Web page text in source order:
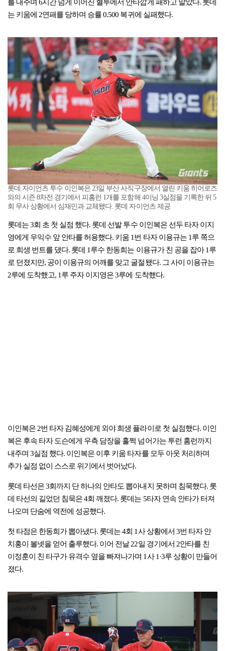
를 내주며 6시간 넘게 이어진 혈투에서 안타깝게 패하고 말았다. 롯데
는 키움에 2연패를 당하며 승률 0.500 복귀에 실패했다.
롯데 자이언츠 투수 이인복은 23일 부산 사직구장에서 열린 키움 히어로즈
와의 시즌 8차전 경기에서 피홈런 1개를 포함해 4이닝 3실점을 기록한 뒤 5
회 무사 상황에서 심재민과 교체됐다. 롯데 자이언츠 제공
롯데는 3회 초 첫 실점 했다. 롯데 선발 투수 이인복은 선두 타자 이지
영에게 우익수 앞 안타를 허용했다. 키움 1번 타자 이용규는 1루 쪽으
로 희생 번트를 댔다. 롯데 1루수 한동희는 이용규가 친 공을 잡아 1루
로 던졌지만, 공이 이용규의 어깨를 맞고 굴절됐다. 그 사이 이용규는
2루에 도착했고, 1루 주자 이지영은 3루에 도착했다.
이인복은 2번 타자 김혜성에게 외야 희생 플라이로 첫 실점했다. 이인
복은 후속 타자 도슨에게 우측 담장을 훌쩍 넘어가는 투런 홈런까지
내주며 3실점 했다. 이인복은 이후 키움 타자를 모두 아웃 처리하며
추가 실점 없이 스스로 위기에서 벗어났다.
롯데 타선은 3회까지 단 하나의 안타도 뽑아내지 못하며 침묵했다. 롯
데 타선의 길었던 침묵은 4회 깨졌다. 롯데는 5타자 연속 안타가 터져
나오며 단숨에 역전에 성공했다.
첫 타점은 한동희가 뽑아냈다. 롯데는 4회 1사 상황에서 3번 타자 안
치홍이 볼넷을 얻어 출루했다. 이어 전날 22일 경기에서 2안타를 친
이정훈이 친 타구가 유격수 옆을 빠져나가며 1사 1·3루 상황이 만들어
졌다.